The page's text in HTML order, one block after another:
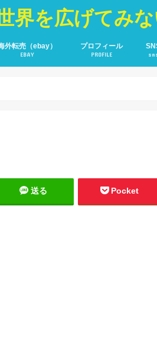
界を広げてみな
外転売（ebay）
EBAY
プロフィール
PROFILE
送る Pocket